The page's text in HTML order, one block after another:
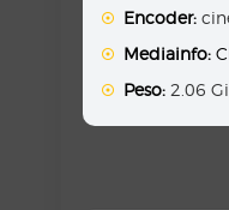
Encoder:
Mediainfo:
Peso: 2.06